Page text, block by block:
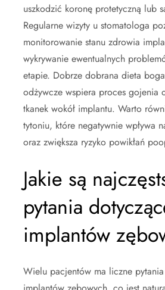
uszkodzić koronę protetyczną lub
Regularne wizyty u stomatologa
monitorowanie stanu zdrowia
wykrywanie ewentualnych
etapie. Dobrze dobrana dieta
odżywcze wspiera proces gojenia
tkanek wokół implantu. Warto
tytoniu, które negatywnie wpływa
oraz zwiększa ryzyko powikłań
Jakie są
pytania
implantów
Wielu pacjentów ma liczne